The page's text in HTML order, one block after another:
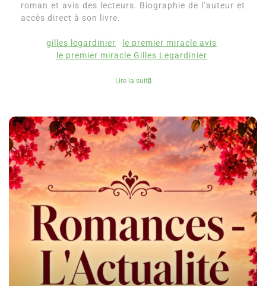
roman et avis des lecteurs. Biographie de l’auteur et
accès direct à son livre.
gilles legardinier
le premier miracle avis
le premier miracle Gilles Legardinier
Lire la suite